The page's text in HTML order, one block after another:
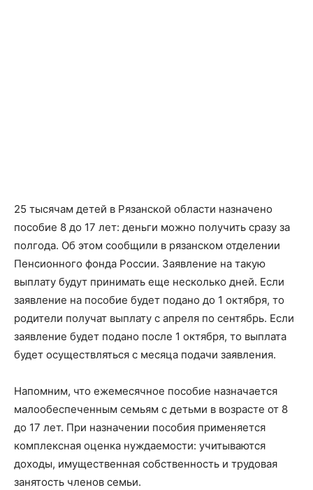
25 тысячам детей в Рязанской области назначено
пособие 8 до 17 лет: деньги можно получить сразу за
полгода. Об этом сообщили в рязанском отделении
Пенсионного фонда России. Заявление на такую
выплату будут принимать еще несколько дней. Если
заявление на пособие будет подано до 1 октября, то
родители получат выплату с апреля по сентябрь. Если
заявление будет подано после 1 октября, то выплата
будет осуществляться с месяца подачи заявления.
Напомним, что ежемесячное пособие назначается
малообеспеченным семьям с детьми в возрасте от 8
до 17 лет. При назначении пособия применяется
комплексная оценка нуждаемости: учитываются
доходы, имущественная собственность и трудовая
занятость членов семьи.